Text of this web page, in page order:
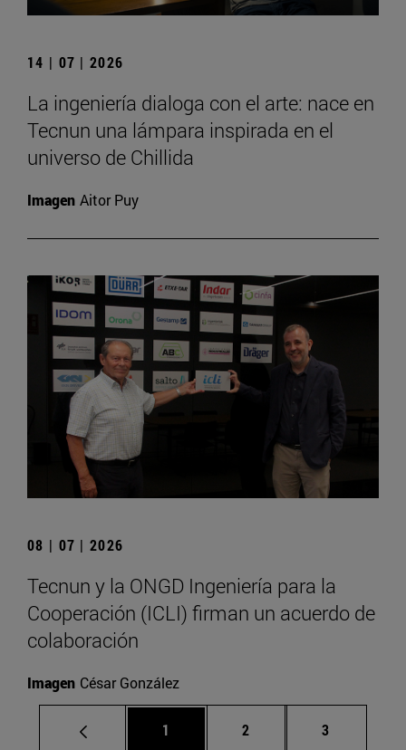
14 | 07 | 2026
La ingeniería dialoga con el arte: nace en
Tecnun una lámpara inspirada en el
universo de Chillida
Imagen Aitor Puy
08 | 07 | 2026
Tecnun y la ONGD Ingeniería para la
Cooperación (ICLI) firman un acuerdo de
colaboración
Imagen César González
Página
1 Página
2 Página
3